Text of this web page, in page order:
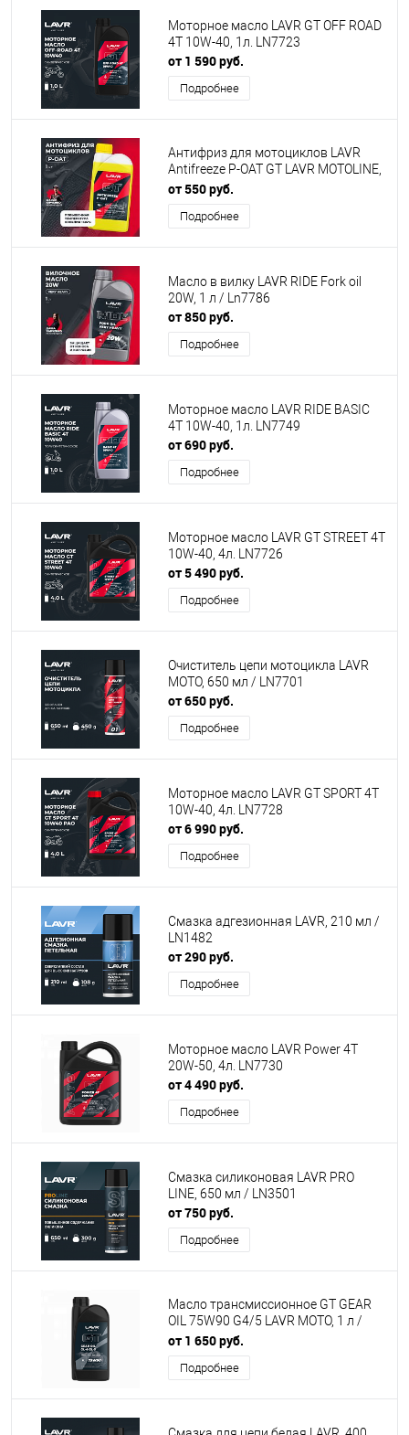
Моторное масло LAVR GT OFF ROAD
4T 10W-40, 1л. LN7723
от 1 590 руб.
Подробнее
Антифриз для мотоциклов LAVR
Antifreeze P-OAT GT LAVR MOTOLINE,
1 кг / Ln7911
от 550 руб.
Подробнее
Масло в вилку LAVR RIDE Fork oil
20W, 1 л / Ln7786
от 850 руб.
Подробнее
Моторное масло LAVR RIDE BASIC
4T 10W-40, 1л. LN7749
от 690 руб.
Подробнее
Моторное масло LAVR GT STREET 4T
10W-40, 4л. LN7726
от 5 490 руб.
Подробнее
Очиститель цепи мотоцикла LAVR
MOTO, 650 мл / LN7701
от 650 руб.
Подробнее
Моторное масло LAVR GT SPORT 4T
10W-40, 4л. LN7728
от 6 990 руб.
Подробнее
Смазка адгезионная LAVR, 210 мл /
LN1482
от 290 руб.
Подробнее
Моторное масло LAVR Power 4T
20W-50, 4л. LN7730
от 4 490 руб.
Подробнее
Смазка силиконовая LAVR PRO
LINE, 650 мл / LN3501
от 750 руб.
Подробнее
Масло трансмиссионное GT GEAR
OIL 75W90 G4/5 LAVR MOTO, 1 л /
Ln7901
от 1 650 руб.
Подробнее